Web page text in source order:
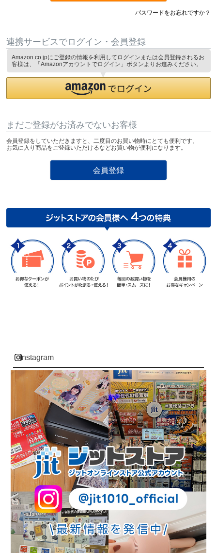
パスワードをお忘れですか？
連携サービスでログイン・会員登録
Amazon.co.jpにご登録の情報を利用してログインまたは会員登録されるお
客様は、「Amazonアカウントでログイン」ボタンよりお進みください。
まだご登録がお済みでないお客様
会員登録をしていただきますと、二度目のお買い物時にとても便利です。
お気に入り商品をご登録いただけるなどお買い物が便利になります。
会員登録
instagram